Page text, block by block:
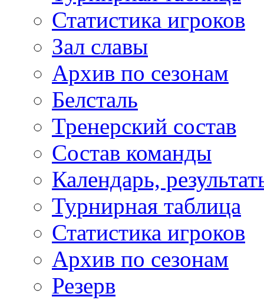
Статистика игроков
Зал славы
Архив по сезонам
Белсталь
Тренерский состав
Состав команды
Календарь,
Турнирная таблица
Статистика игроков
Архив по сезонам
Резерв